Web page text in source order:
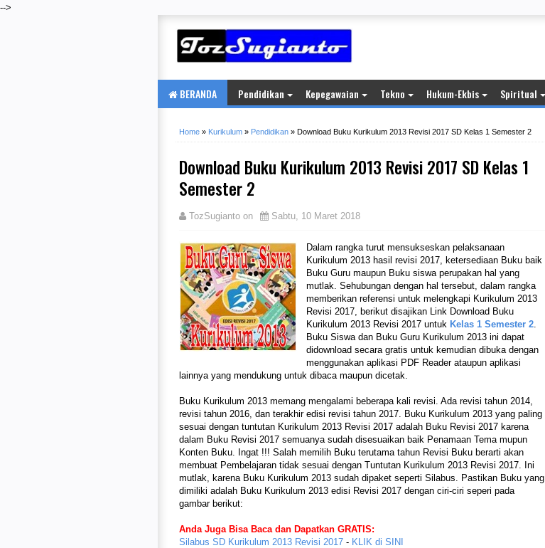
-->
BERANDA Pendidikan Kepegawaian Tekno Hukum-Ekbis Spiritual
Home » Kurikulum » Pendidikan » Download Buku Kurikulum 2013 Revisi 2017 SD Kelas 1 Semester 2
Download Buku Kurikulum 2013 Revisi 2017 SD Kelas 1
Semester 2
TozSugianto on Sabtu, 10 Maret 2018
Dalam rangka turut mensukseskan pelaksanaan
Kurikulum 2013 hasil revisi 2017, ketersediaan Buku baik
Buku Guru maupun Buku siswa perupakan hal yang
mutlak. Sehubungan dengan hal tersebut, dalam rangka
memberikan referensi untuk melengkapi Kurikulum 2013
Revisi 2017, berikut disajikan Link Download Buku
Kurikulum 2013 Revisi 2017 untuk Kelas 1 Semester 2.
Buku Siswa dan Buku Guru Kurikulum 2013 ini dapat
didownload secara gratis untuk kemudian dibuka dengan
menggunakan aplikasi PDF Reader ataupun aplikasi
lainnya yang mendukung untuk dibaca maupun dicetak.
Buku Kurikulum 2013 memang mengalami beberapa kali revisi. Ada revisi tahun 2014,
revisi tahun 2016, dan terakhir edisi revisi tahun 2017. Buku Kurikulum 2013 yang paling
sesuai dengan tuntutan Kurikulum 2013 Revisi 2017 adalah Buku Revisi 2017 karena
dalam Buku Revisi 2017 semuanya sudah disesuaikan baik Penamaan Tema mupun
Konten Buku. Ingat !!! Salah memilih Buku terutama tahun Revisi Buku berarti akan
membuat Pembelajaran tidak sesuai dengan Tuntutan Kurikulum 2013 Revisi 2017. Ini
mutlak, karena Buku Kurikulum 2013 sudah dipaket seperti Silabus. Pastikan Buku yang
dimiliki adalah Buku Kurikulum 2013 edisi Revisi 2017 dengan ciri-ciri seperi pada
gambar berikut:
Anda Juga Bisa Baca dan Dapatkan GRATIS:
Silabus SD Kurikulum 2013 Revisi 2017 - KLIK di SINI